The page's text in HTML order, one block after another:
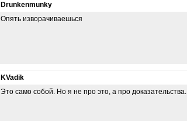
Drunkenmunky
Опять изворачиваешься
KVadik
Это само собой. Но я не про это, а про доказательства.